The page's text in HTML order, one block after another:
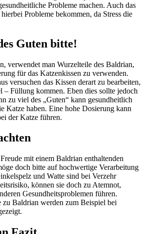
Probleme machen. Auch das
Probleme bekommen, da Stress die
Guten bitte!
verwendet man Wurzelteile des Baldrian,
für das Katzenkissen zu verwenden.
versuchen das Kissen derart zu bearbeiten,
– Füllung kommen. Eben dies sollte jedoch
zu viel des „Guten“ kann gesundheitlich
Katze haben. Eine hohe Dosierung kann
der Katze führen.
mit einem Baldrian enthaltenden
doch bitte auf hochwertige Verarbeitung
und Watte sind bei Verzehr
können sie doch zu Atemnot,
Gesundheitsproblemen führen.
Baldrian werden zum Beispiel bei